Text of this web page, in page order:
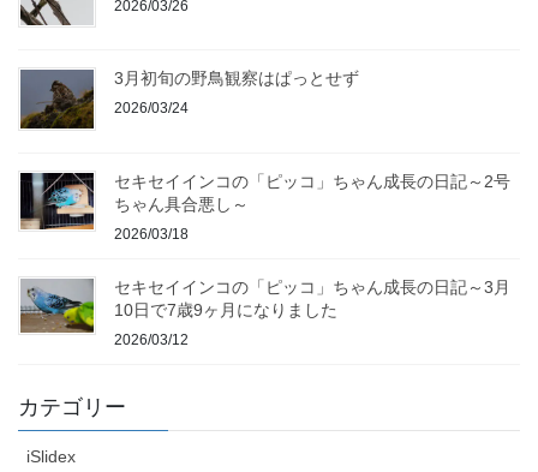
2026/03/26
3月初旬の野鳥観察はぱっとせず
2026/03/24
セキセイインコの「ピッコ」ちゃん成長の日記～2号
ちゃん具合悪し～
2026/03/18
セキセイインコの「ピッコ」ちゃん成長の日記～3月
10日で7歳9ヶ月になりました
2026/03/12
カテゴリー
iSlidex